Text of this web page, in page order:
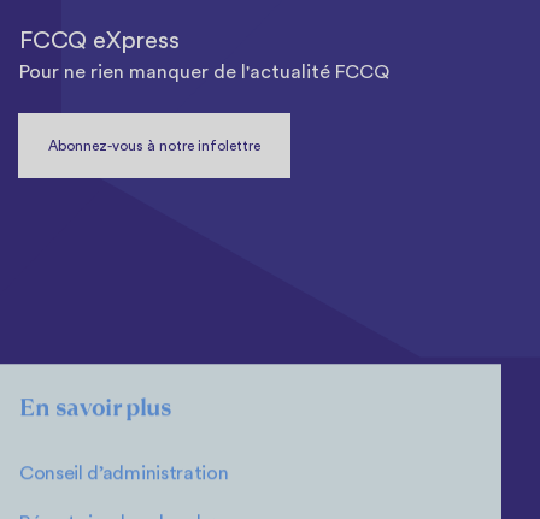
En savoir plus
Conseil d’administration
FCCQ eXpress
Pour ne rien manquer de l'actualité FCCQ
Abonnez-vous à notre infolettre